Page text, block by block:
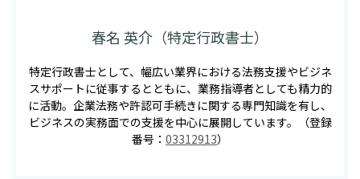
春名 英介（特定行政書士）
特定行政書士として、幅広い業界における法務支援やビジネ
スサポートに従事するとともに、業務指導者としても精力的
に活動。企業法務や許認可手続きに関する専門知識を有し、
ビジネスの実務面での支援を中心に展開しています。（登録
番号： 03312913）